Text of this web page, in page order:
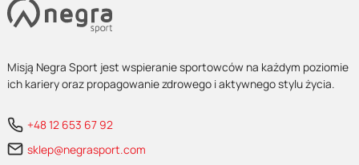
Misją Negra Sport jest wspieranie sportowców na każdym poziomie
ich kariery oraz propagowanie zdrowego i aktywnego stylu życia.
+48 12 653 67 92
sklep@negrasport.com